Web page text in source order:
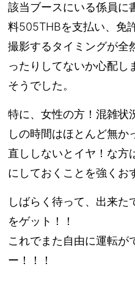
該当ブースにいる係員に
料505THBを支払い、免
撮影するタイミングが全
ったりしてないか心配し
そうでした。
特に、女性の方！混雑状
しの時間はほとんど無か
直ししないとイヤ！な方
にしておくことを強くお
しばらく待って、出来た
をゲット！！
これでまた自由に運転が
ー！！！